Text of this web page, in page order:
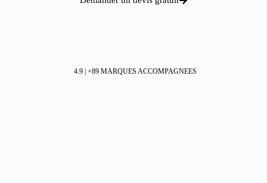
4.9 | +89 MARQUES ACCOMPAGNEES